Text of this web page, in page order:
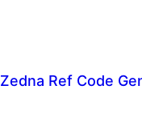
Zedna Ref Code